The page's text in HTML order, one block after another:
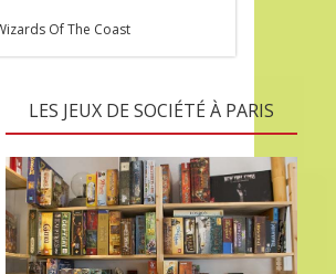
Of The Coast
LES JEUX DE SOCIÉTÉ À PARIS